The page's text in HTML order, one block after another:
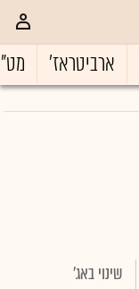
ארביטראז'
שינוי באג'